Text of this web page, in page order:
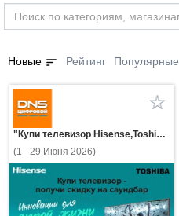
Новые sort Рейтинг Популярные
"Купи телевизор Hisense,Toshiba - получи скидку на саундбар Hisense!"
(1 - 29 Июня 2026)